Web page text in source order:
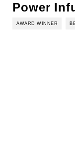
Power
AWARD WINNER